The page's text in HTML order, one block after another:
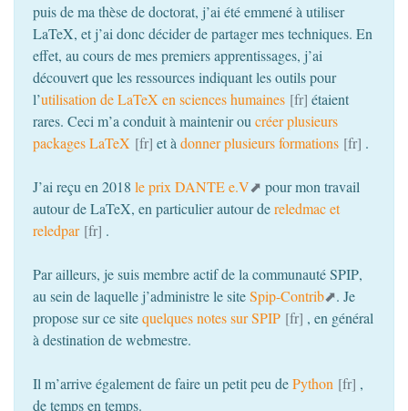
puis de ma thèse de doctorat, j’ai été emmené à utiliser
LaTeX, et j’ai donc décider de partager mes techniques. En
effet, au cours de mes premiers apprentissages, j’ai
découvert que les ressources indiquant les outils pour
l’utilisation de LaTeX en sciences humaines
étaient
rares. Ceci m’a conduit à maintenir ou créer plusieurs
packages LaTeX
et à donner plusieurs formations .
J’ai reçu en 2018 le prix DANTEe.V
pour mon travail
autour de LaTeX, en particulier autour dereledmac et
reledpar
.
Par ailleurs, je suis membre actif de la communautéSPIP,
au sein de laquelle j’administre le siteSpip-Contrib
. Je
propose sur ce sitequelques notes surSPIP
, en général
à destination de webmestre.
Il m’arrive également de faire un petit peu dePython
,
de temps en temps.